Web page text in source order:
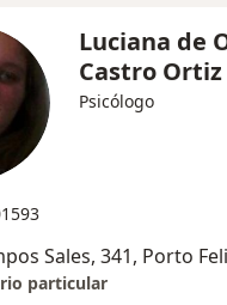
Luciana de
Castro Ortiz
Psicólogo
Sales, 341, Porto
particular